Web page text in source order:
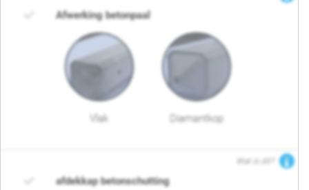
Afwerking betonpaal
Vlak Diamantkop
Wat is dit?
afdekkap betonschutting